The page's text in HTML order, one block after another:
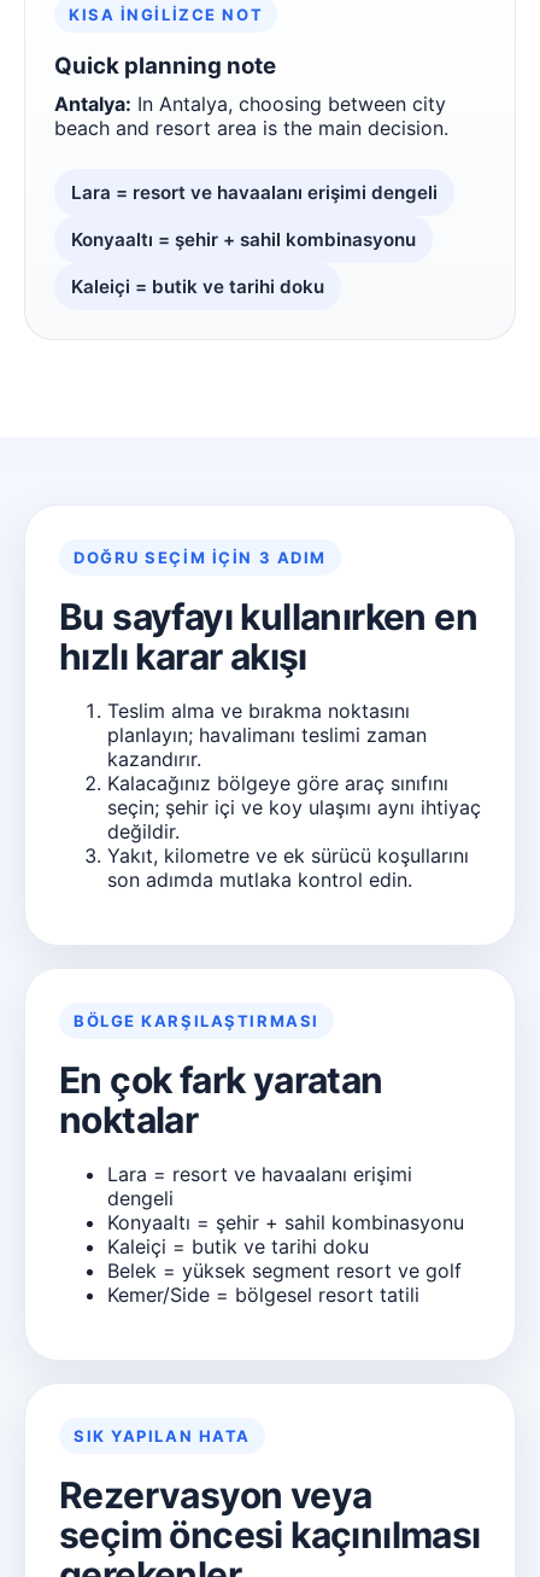
KISA İNGILIZCE NOT
Quick planning note
Antalya: In Antalya, choosing between city
beach and resort area is the main decision.
Lara = resort ve havaalanı erişimi dengeli
Konyaaltı = şehir + sahil kombinasyonu
Kaleiçi = butik ve tarihi doku
DOĞRU SEÇIM IÇIN 3 ADIM
Bu sayfayı kullanırken en
hızlı karar akışı
Teslim alma ve bırakma noktasını
planlayın; havalimanı teslimi zaman
kazandırır.
Kalacağınız bölgeye göre araç sınıfını
seçin; şehir içi ve koy ulaşımı aynı ihtiyaç
değildir.
Yakıt, kilometre ve ek sürücü koşullarını
son adımda mutlaka kontrol edin.
BÖLGE KARŞILAŞTIRMASI
En çok fark yaratan
noktalar
Lara = resort ve havaalanı erişimi
dengeli
Konyaaltı = şehir + sahil kombinasyonu
Kaleiçi = butik ve tarihi doku
Belek = yüksek segment resort ve golf
Kemer/Side = bölgesel resort tatili
SIK YAPILAN HATA
Rezervasyon veya
seçim öncesi kaçınılması